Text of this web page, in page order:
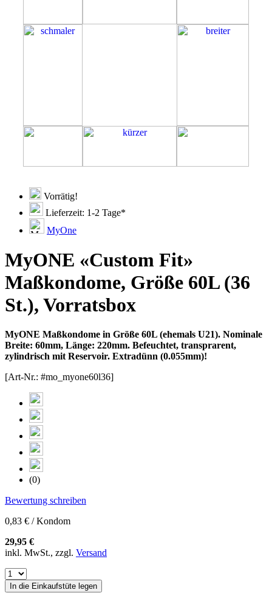
Vorrätig!
Lieferzeit: 1-2 Tage*
MyOne
MyONE «Custom Fit»
Maßkondome, Größe 60L (36
St.), Vorratsbox
MyONE Maßkondome in Größe 60L (ehemals U21). Nominale
Breite: 60mm, Länge: 220mm. Befeuchtet, transprarent,
zylindrisch mit Reservoir. Extradünn (0.055mm)!
[Art-Nr.: #mo_myone60l36]
(0)
Bewertung schreiben
0,83 € / Kondom
29,95 €
inkl. MwSt., zzgl. Versand
In die Einkaufstüte legen